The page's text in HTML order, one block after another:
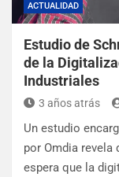
ACTUALIDAD
Estudio de
de la
Industriales
3 años atrás
Un estudio
por Omdia revela
espera que la